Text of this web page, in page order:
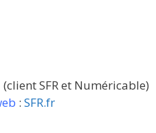
(client SFR et Numéricable)
: SFR.fr